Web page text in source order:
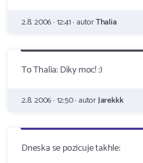
2.8. 2006 · 12:41 · autorThalia
To Thalia: Díky moc! :)
2.8. 2006 · 12:50 · autorJarekkk
Dneska se pozicuje takhle: